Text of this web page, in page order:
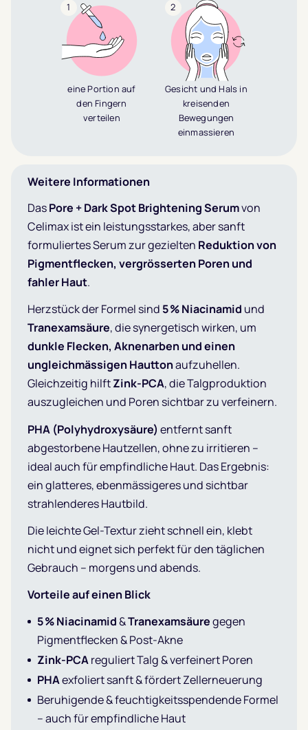
1
eine Portion auf
den Fingern
verteilen
2
Gesicht und Hals in
kreisenden
Bewegungen
einmassieren
Weitere Informationen
DasPore + Dark Spot Brightening Serumvon
Celimax ist ein leistungsstarkes, aber sanft
formuliertes Serum zur gezielten Reduktion von
Pigmentflecken, vergrösserten Poren und
fahler Haut.
Herzstück der Formel sind 5 % Niacinamid und
Tranexamsäure, die synergetisch wirken, um
dunkle Flecken, Aknenarben und einen
ungleichmässigen Hauttonaufzuhellen.
Gleichzeitig hilftZink-PCA, die Talgproduktion
auszugleichen und Poren sichtbar zu verfeinern.
PHA (Polyhydroxysäure) entfernt sanft
abgestorbene Hautzellen, ohne zu irritieren –
ideal auch für empfindliche Haut. Das Ergebnis:
ein glatteres, ebenmässigeres und sichtbar
strahlenderes Hautbild.
Die leichte Gel-Textur zieht schnell ein, klebt
nicht und eignet sich perfekt für den täglichen
Gebrauch – morgens und abends.
Vorteile auf einen Blick
5 % Niacinamid&Tranexamsäuregegen
Pigmentflecken & Post-Akne
Zink-PCAreguliert Talg & verfeinert Poren
PHAexfoliert sanft & fördert Zellerneuerung
Beruhigende & feuchtigkeitsspendende Formel
– auch für empfindliche Haut